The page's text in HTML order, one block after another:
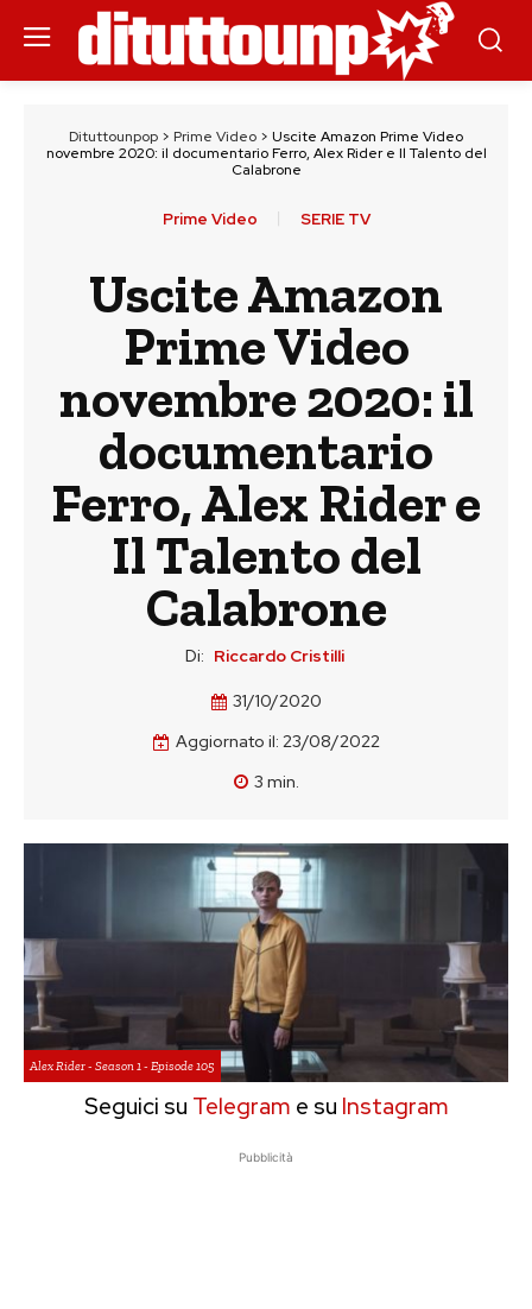
Dituttounpop > Prime Video > Uscite Amazon Prime Video
novembre 2020: il documentario Ferro, Alex Rider e Il Talento del
Calabrone
Prime Video SERIE TV
Uscite Amazon
Prime Video
novembre 2020: il
documentario
Ferro, Alex Rider e
Il Talento del
Calabrone
Di: Riccardo Cristilli
31/10/2020
Aggiornato il: 23/08/2022
3 min.
Alex Rider - Season 1 - Episode 105
Seguici su Telegram e su Instagram
Pubblicità